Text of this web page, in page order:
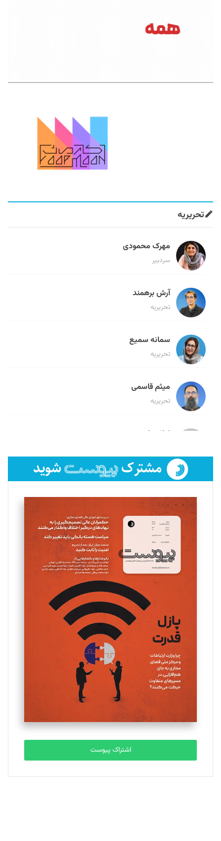
تحریریه
مهرک محمودی
سردبیر
آرش برهمند
تحریریه
سمانه سمیع
تحریریه
میثم قاسمی
تحریریه
لیلا حنارود
فائزه فتحی رستمی
تحریریه
سروش کرمیان
تحریریه
مینا پاکدل
یسنا امان‌پور
تحریریه
ملینا جعفری
تحریریه
مصطفی مسجدی آرانی
تحریریه
بابک نقاش
تحریریه
اشتراک پیوست